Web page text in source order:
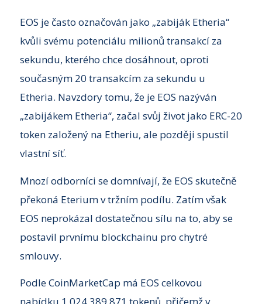
EOS je často označován jako „zabiják Etheria“
kvůli svému potenciálu milionů transakcí za
sekundu, kterého chce dosáhnout, oproti
současným 20 transakcím za sekundu u
Etheria. Navzdory tomu, že je EOS nazýván
„zabijákem Etheria“, začal svůj život jako ERC-20
token založený na Etheriu, ale později spustil
vlastní síť.
Mnozí odborníci se domnívají, že EOS skutečně
překoná Eterium v tržním podílu. Zatím však
EOS neprokázal dostatečnou sílu na to, aby se
postavil prvnímu blockchainu pro chytré
smlouvy.
Podle CoinMarketCap má EOS celkovou